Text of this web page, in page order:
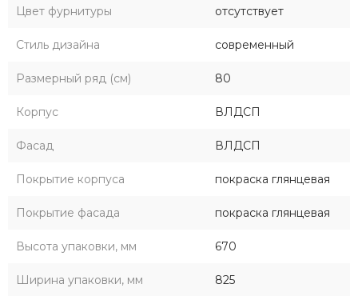
Цвет фурнитуры отсутствует
Стиль дизайна современный
Размерный ряд (см) 80
Корпус ВЛДСП
Фасад ВЛДСП
Покрытие корпуса покраска глянцевая
Покрытие фасада покраска глянцевая
Высота упаковки, мм 670
Ширина упаковки, мм 825